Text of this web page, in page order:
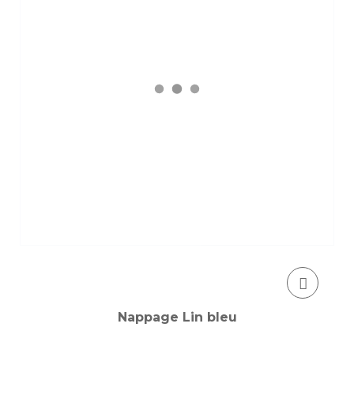
Nappage Lin bleu